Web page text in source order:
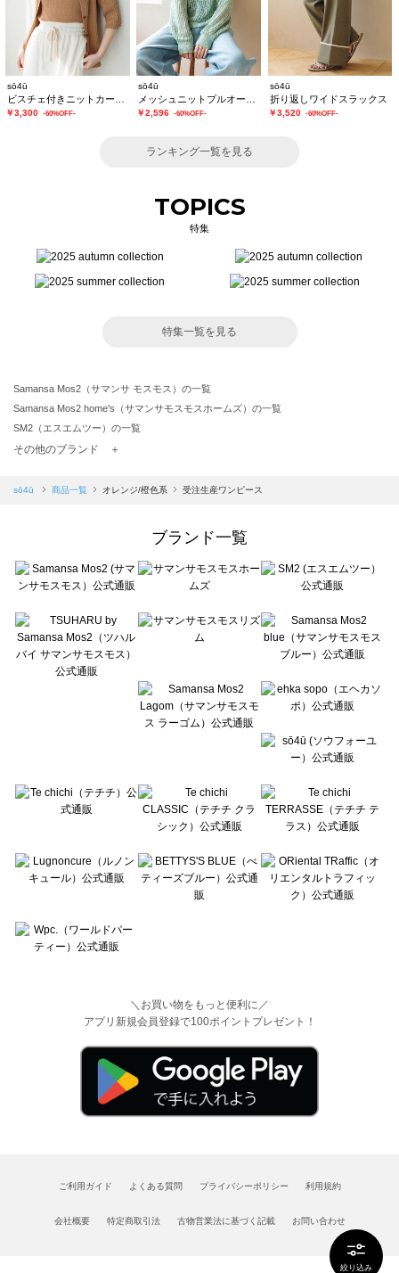
絞り込み
sō4ū
￥3,300 -60%OFF-
sō4ū
￥2,596 -60%OFF-
sō4ū
折り返しワイドスラックス
￥3,520 -60%OFF-
ランキング一覧を見る
TOPICS
特集
特集一覧を見る
Samansa Mos2（サマンサ モスモス）の一覧
Samansa Mos2 home's（サマンサモスモスホームズ）の一覧
SM2（エスエムツー）の一覧
TSUHARU by Samansa Mos2（ツハルバイサマンサモスモス）の一覧
Samansa Mos2 blue（サマンサモスモス ブルー）の一覧
Te chichi（テチチ）の一覧
Te chichi CLASSIC（テチチ クラシック）の一覧
Lugnoncure（ルノンキュール）の一覧
BETTY'S BLUE（べティーズブルー）の一覧
Wpc.（ワールドパーティー）の一覧
その他のブランド ＋
sō4ū 商品一覧 オレンジ/橙色系 受注生産ワンピース
ブランド一覧
＼お買い物をもっと便利に／
アプリ新規会員登録で100ポイントプレゼント！
ご利用ガイド よくある質問 プライバシーポリシー 利用規約
会社概要 特定商取引法 古物営業法に基づく記載 お問い合わせ